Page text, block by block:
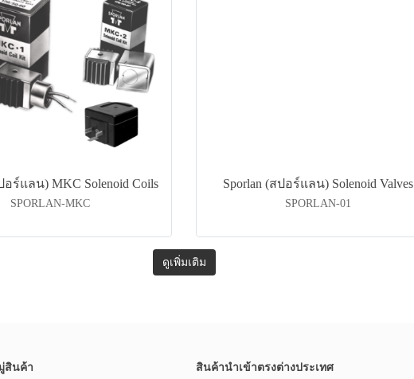
อร์แลน) MKC Solenoid Coils
SPORLAN-MKC
Sporlan (สปอร์แลน) Solenoid Valves
SPORLAN-01
ดูเพิ่มเติม
สินค้า สินค้านำเข้าตรงต่างประเทศ